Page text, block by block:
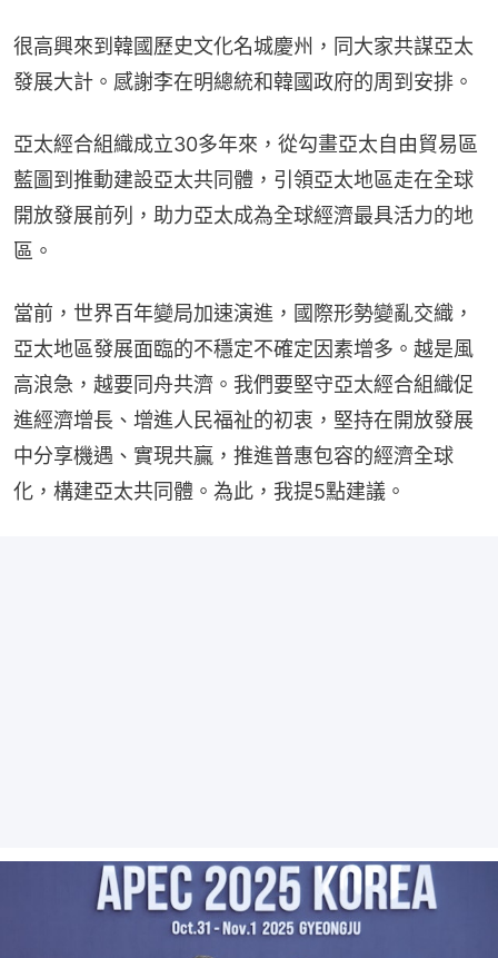
很高興來到韓國歷史文化名城慶州，同大家共謀亞太
發展大計。感謝李在明總統和韓國政府的周到安排。
亞太經合組織成立30多年來，從勾畫亞太自由貿易區
藍圖到推動建設亞太共同體，引領亞太地區走在全球
開放發展前列，助力亞太成為全球經濟最具活力的地
區。
當前，世界百年變局加速演進，國際形勢變亂交織，
亞太地區發展面臨的不穩定不確定因素增多。越是風
高浪急，越要同舟共濟。我們要堅守亞太經合組織促
進經濟增長、增進人民福祉的初衷，堅持在開放發展
中分享機遇、實現共贏，推進普惠包容的經濟全球
化，構建亞太共同體。為此，我提5點建議。